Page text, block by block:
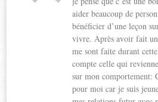
aider beaucoup de
bénéficier d’une leçon
vivre. Après avoir fait
me sont faite durant
compte celle qui
sur mon comportement:
pour moi car je suis